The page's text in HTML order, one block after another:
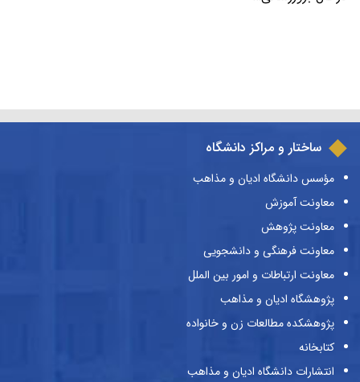
ساختار و مراکز دانشگاه
مؤسس دانشگاه ادیان و مذاهب
معاونت آموزش
معاونت پژوهش
معاونت فرهنگی و دانشجویی
معاونت ارتباطات و امور بین الملل
پژوهشگاه ادیان و مذاهب
پژوهشکده مطالعات زن و خانواده
کتابخانه
انتشارات دانشگاه ادیان و مذاهب